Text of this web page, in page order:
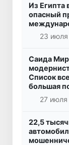
Из Египта
опасный
23
Саида
Список
большая
27
22,5